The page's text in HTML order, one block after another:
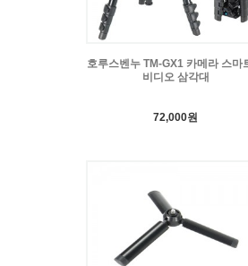
호루스벤누 TM-GX1 카메라 스마
비디오 삼각대
72,000원